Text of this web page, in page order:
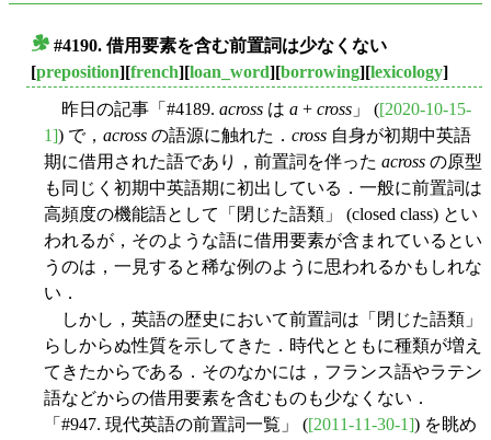
#4190. 借用要素を含む前置詞は少なくない
[preposition][french][loan_word][borrowing][lexicology]
昨日の記事「#4189. across は a + cross 」 ([2020-10-15-
1]) で， across の語源に触れた． cross 自身が初期中英語
期に借用された語であり，前置詞を伴った across の原型
も同じく初期中英語期に初出している．一般に前置詞は
高頻度の機能語として「閉じた語類」 (closed class) とい
われるが，そのような語に借用要素が含まれているとい
うのは，一見すると稀な例のように思われるかもしれな
い．
しかし，英語の歴史において前置詞は「閉じた語類」
らしからぬ性質を示してきた．時代とともに種類が増え
てきたからである．そのなかには，フランス語やラテン
語などからの借用要素を含むものも少なくない．
「#947. 現代英語の前置詞一覧」 ([2011-11-30-1]) を眺め